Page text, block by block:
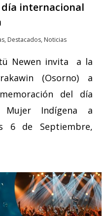
internacional
, Destacados, Noticias
Newen invita a la
(Osorno) a
del día
Indígena a
6 de Septiembre,